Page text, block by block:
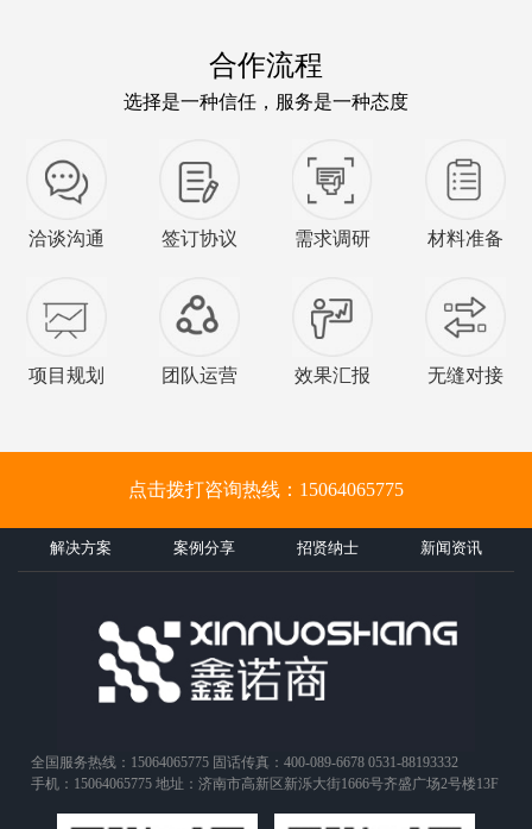
合作流程
选择是一种信任，服务是一种态度
洽谈沟通 签订协议 需求调研 材料准备
项目规划 团队运营 效果汇报 无缝对接
点击拨打咨询热线：15064065775
解决方案 案例分享 招贤纳士 新闻资讯
全国服务热线：15064065775 固话传真：400-089-6678 0531-88193332
手机：15064065775 地址：济南市高新区新泺大街1666号齐盛广场2号楼13F